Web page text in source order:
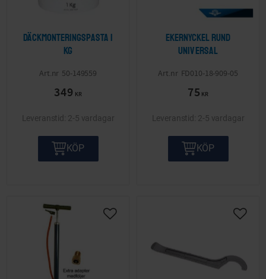
Däckmonteringspasta 1
kg
50-149559
349 KR
2-5 vardagar
KÖP
Ekernyckel Rund
Universal
FD010-18-909-05
75 KR
2-5 vardagar
KÖP
Lägg till i önskelista Lägg